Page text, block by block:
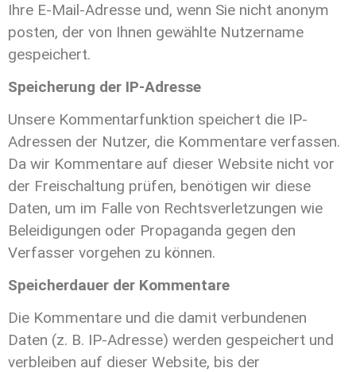
Ihre E-Mail-Adresse und, wenn Sie nicht anonym
posten, der von Ihnen gewählte Nutzername
gespeichert.
Speicherung der IP-Adresse
Unsere Kommentarfunktion speichert die IP-
Adressen der Nutzer, die Kommentare verfassen.
Da wir Kommentare auf dieser Website nicht vor
der Freischaltung prüfen, benötigen wir diese
Daten, um im Falle von Rechtsverletzungen wie
Beleidigungen oder Propaganda gegen den
Verfasser vorgehen zu können.
Speicherdauer der Kommentare
Die Kommentare und die damit verbundenen
Daten (z. B. IP-Adresse) werden gespeichert und
verbleiben auf dieser Website, bis der